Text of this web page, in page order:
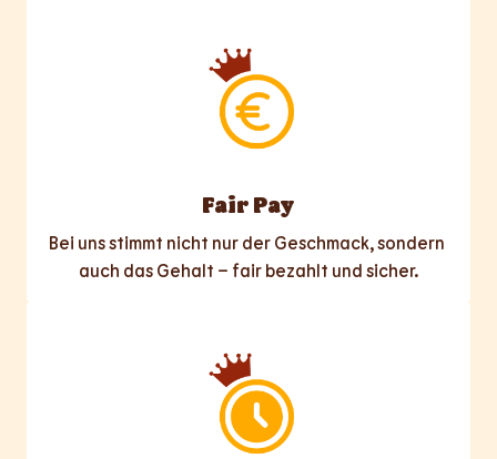
Fair Pay
Bei uns stimmt nicht nur der Geschmack, sondern
auch das Gehalt – fair bezahlt und sicher.